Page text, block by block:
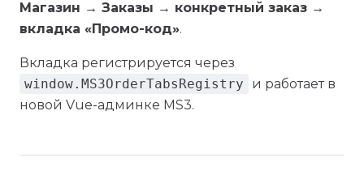
Магазин → Заказы → конкретный заказ →
вкладка «Промо-код».
Вкладка регистрируется через
window.MS3OrderTabsRegistry
и работает в
новой Vue-админке MS3.